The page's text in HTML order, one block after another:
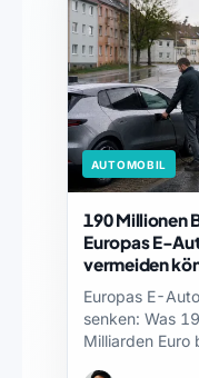
AUTOMOBIL
190 Millionen
Europas E-
vermeiden
Europas E-
senken: Was
Milliarden